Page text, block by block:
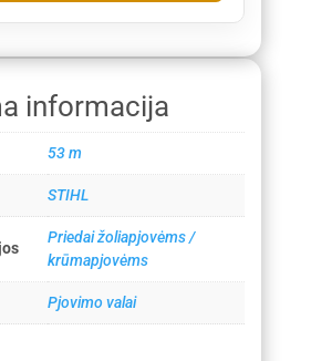
informacija
53 m
STIHL
Priedai žoliapjovėms /
krūmapjovėms
Pjovimo valai